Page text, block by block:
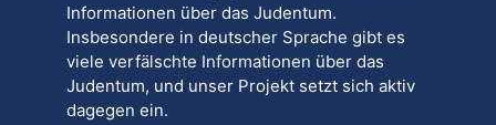
Informationen über das Judentum.
Insbesondere in deutscher Sprache gibt es
viele verfälschte Informationen über das
Judentum, und unser Projekt setzt sich aktiv
dagegen ein.